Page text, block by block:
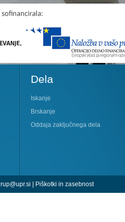
Dela
Iskanje
Brskanje
Oddaja zaključnega dela
rup@upr.si | Piškotki in zasebnost